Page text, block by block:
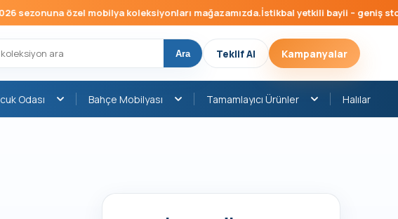
sezonuna özel mobilya koleksiyonları mağazamızda.İstikbal yetkili bayii – geniş stok,
Ara Teklif Al Kampanyalar
Odası Bahçe Mobilyası Tamamlayıcı Ürünler Halılar